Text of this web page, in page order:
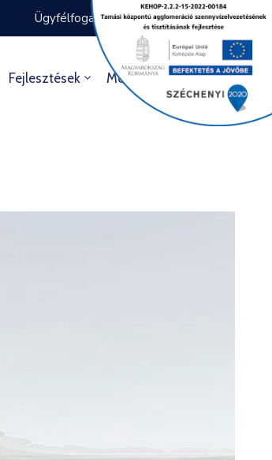
Ügyfélfogadás rendje Ügyintézés
Fejlesztések Média Kultúra